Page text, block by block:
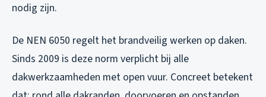
nodig zijn.
De NEN 6050 regelt het brandveilig werken op daken.
Sinds 2009 is deze norm verplicht bij alle
dakwerkzaamheden met open vuur. Concreet betekent